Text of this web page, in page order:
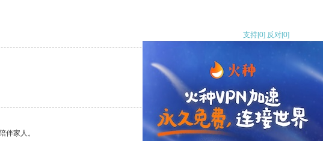
支持[0] 反对[0]
支持[0] 反对
伴家人。